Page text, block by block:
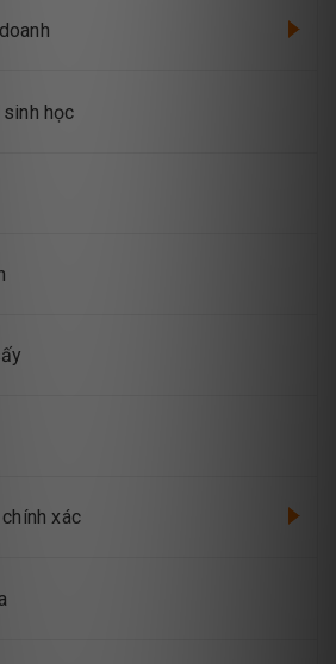
học
xác